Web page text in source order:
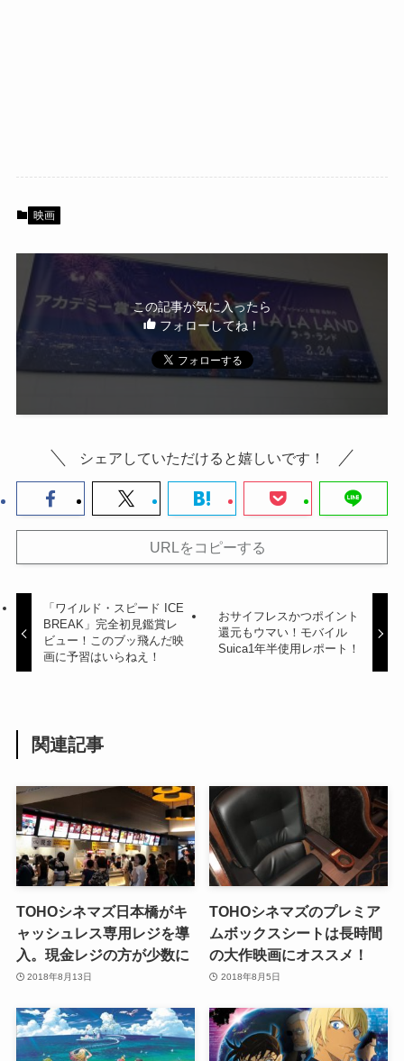
映画
この記事が気に入ったら
フォローしてね！
シェアしていただけると嬉しいです！
URLをコピーする
「ワイルド・スピード ICE
BREAK」完全初見鑑賞レ
ビュー！このブッ飛んだ映
画に予習はいらねえ！
おサイフレスかつポイント
還元もウマい！モバイル
Suica1年半使用レポート！
関連記事
TOHOシネマズ日本橋がキ
ャッシュレス専用レジを導
入。現金レジの方が少数に
2018年8月13日
TOHOシネマズのプレミア
ムボックスシートは長時間
の大作映画にオススメ！
2018年8月5日